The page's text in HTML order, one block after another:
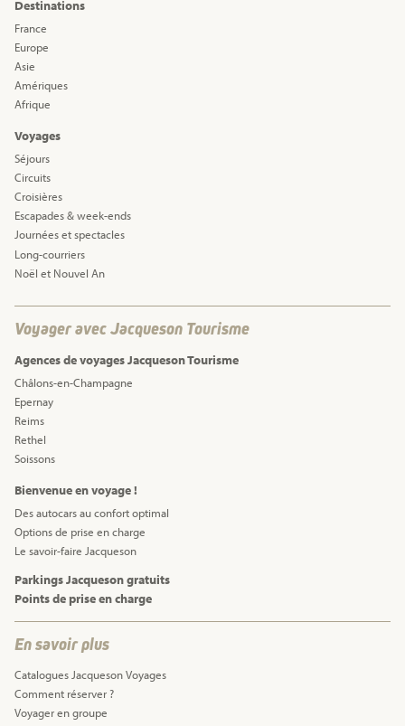
Destinations
France
Europe
Asie
Amériques
Afrique
Voyages
Séjours
Circuits
Croisières
Escapades & week-ends
Journées et spectacles
Long-courriers
Noël et Nouvel An
Voyager avec Jacqueson Tourisme
Agences de voyages Jacqueson Tourisme
Châlons-en-Champagne
Epernay
Reims
Rethel
Soissons
Bienvenue en voyage !
Des autocars au confort optimal
Options de prise en charge
Le savoir-faire Jacqueson
Parkings Jacqueson gratuits
Points de prise en charge
En savoir plus
Catalogues Jacqueson Voyages
Comment réserver ?
Voyager en groupe